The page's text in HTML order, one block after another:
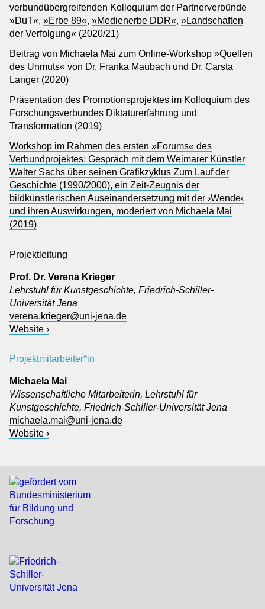
verbundübergreifenden Kolloquium der Partnerverbünde
»DuT«, »Erbe 89«, »Medienerbe DDR«, »Landschaften
der Verfolgung« (2020/21)
Beitrag von Michaela Mai zum Online-Workshop »Quellen
des Unmuts« von Dr. Franka Maubach und Dr. Carsta
Langer (2020)
Präsentation des Promotionsprojektes im Kolloquium des
Forschungsverbundes Diktaturerfahrung und
Transformation (2019)
Workshop im Rahmen des ersten »Forums« des
Verbundprojektes: Gespräch mit dem Weimarer Künstler
Walter Sachs über seinen Grafikzyklus Zum Lauf der
Geschichte (1990/2000), ein Zeit-Zeugnis der
bildkünstlerischen Auseinandersetzung mit der ›Wende‹
und ihren Auswirkungen, moderiert von Michaela Mai
(2019)
Projektleitung
Prof. Dr. Verena Krieger
Lehrstuhl für Kunstgeschichte, Friedrich-Schiller-
Universität Jena
verena.krieger@uni-jena.de
Website ›
Projektmitarbeiter*in
Michaela Mai
Wissenschaftliche Mitarbeiterin, Lehrstuhl für
Kunstgeschichte, Friedrich-Schiller-Universität Jena
michaela.mai@uni-jena.de
Website ›